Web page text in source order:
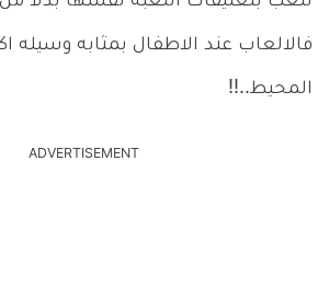
فالالعاب عند الاطفال بمثابه وسيله
المحيط..!!
ADVERTISEMENT